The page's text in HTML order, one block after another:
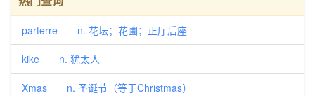
parterre n. 花坛；花圃；正厅后座
kike n. 犹太人
Xmas n. 圣诞节（等于Christmas）